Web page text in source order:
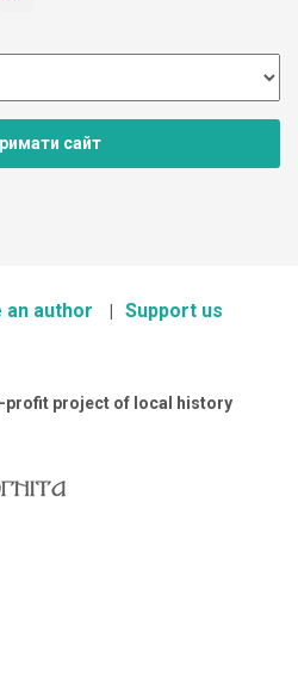
сайт
an author Support us
profit project of local history